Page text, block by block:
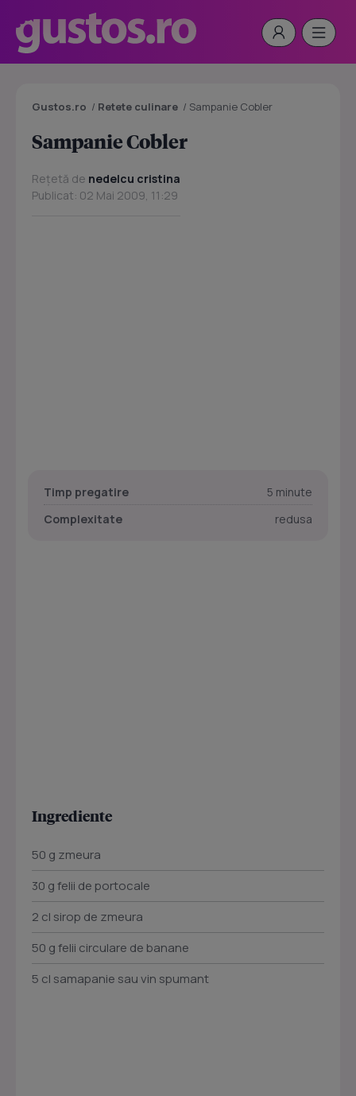
Gustos.ro / Retete culinare / Sampanie Cobler
Sampanie Cobler
Rețetă de nedelcu cristina
Publicat: 02 Mai 2009, 11:29
Timp pregatire
5 minute
Complexitate
redusa
Ingrediente
50 g zmeura
30 g felii de portocale
2 cl sirop de zmeura
50 g felii circulare de banane
5 cl samapanie sau vin spumant